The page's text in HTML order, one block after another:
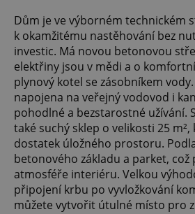
Dům je ve výborném technickém
k okamžitému nastěhování bez
investic. Má novou betonovou
elektřiny jsou v mědi a o
plynový kotel se zásobníkem
napojena na veřejný vodovod i
pohodlné a bezstarostné užívání.
také suchý sklep o velikosti 25
dostatek úložného prostoru.
betonového základu a parket,
atmosféře interiéru. Velkou
připojení krbu po vyvložkování
můžete vytvořit útulné místo pro